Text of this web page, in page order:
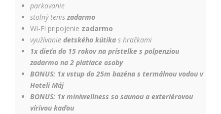
parkovanie
stolný teniszadarmo
Wi-Fi pripojenie zadarmo
využívanie detského kútika s hračkami
1x dieťa do 15 rokov na prístelke s polpenziou
zadarmo na 2 platiace osoby
BONUS: 1x vstup do 25m bazéna s termálnou vodou v
Hoteli Máj
BONUS: 1x miniwellness so saunou a exteriérovou
vírivou kaďou